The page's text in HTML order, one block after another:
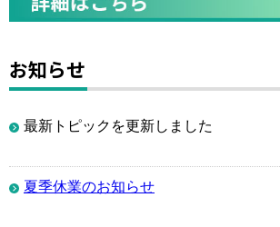
お知らせ
最新トピックを更新しました
夏季休業のお知らせ